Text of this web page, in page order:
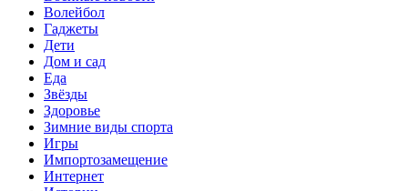
Волейбол
Гаджеты
Дети
Дом и сад
Еда
Звёзды
Здоровье
Зимние виды спорта
Игры
Импортозамещение
Интернет